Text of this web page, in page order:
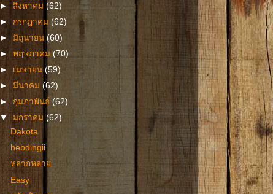
►สิงหาคม(62)
► กรกฎาคม(62)
►มิถุนายน(60)
►พฤษภาคม(70)
► เมษายน(59)
►มีนาคม(62)
►กุมภาพันธ์(62)
▼มกราคม(62)
Dakota
hebdingii
หลากหลาย
Easy